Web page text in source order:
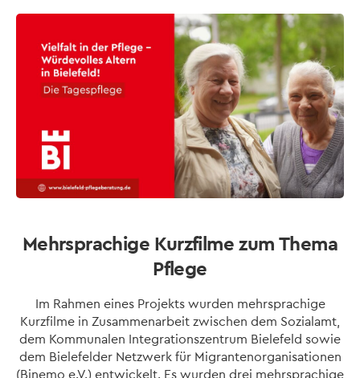
Mehrsprachige Kurzfilme zum Thema
Pflege
Im Rahmen eines Projekts wurden mehrsprachige
Kurzfilme in Zusammenarbeit zwischen dem Sozialamt,
dem Kommunalen Integrationszentrum Bielefeld sowie
dem Bielefelder Netzwerk für Migrantenorganisationen
(Binemo e.V.) entwickelt. Es wurden drei mehrsprachige